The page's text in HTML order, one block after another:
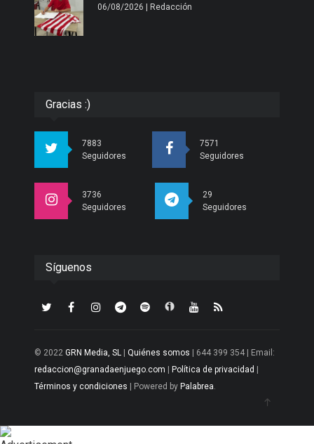
06/08/2026 | Redacción
Gracias :)
7883
Seguidores
7571
Seguidores
3736
Seguidores
29
Seguidores
Síguenos
© 2022 GRN Media, SL | Quiénes somos | 644 399 354 | Email:
redaccion@granadaenjuego.com | Política de privacidad |
Términos y condiciones | Powered by Palabrea